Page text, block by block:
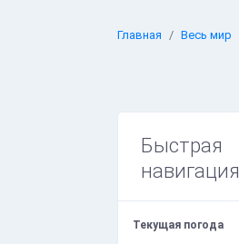
Главная Весь мир
Быстрая
навигация
Текущая погода